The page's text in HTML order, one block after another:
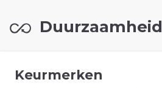
Duurzaamheid
Keurmerken